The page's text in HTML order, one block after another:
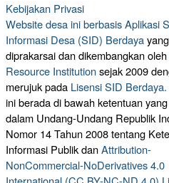
Kebijakan Privasi
Website desa ini berbasisAplikasi
Informasi Desa (SID) Berdayayang
diprakarsai dan dikembangkan oleh
Resource Institutionsejak 2009
merujuk pada Lisensi SID Berdaya.
ini berada di bawah ketentuan
dalam Undang-Undang Republik
Nomor 14 Tahun 2008 tentang
Informasi Publik danAttribution-
NonCommercial-NoDerivatives 4.0